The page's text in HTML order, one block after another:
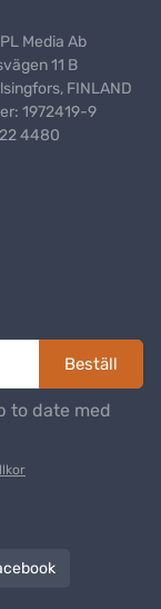
Media Ab
11 B
FINLAND
1972419-9
4480
Beställ
to date med